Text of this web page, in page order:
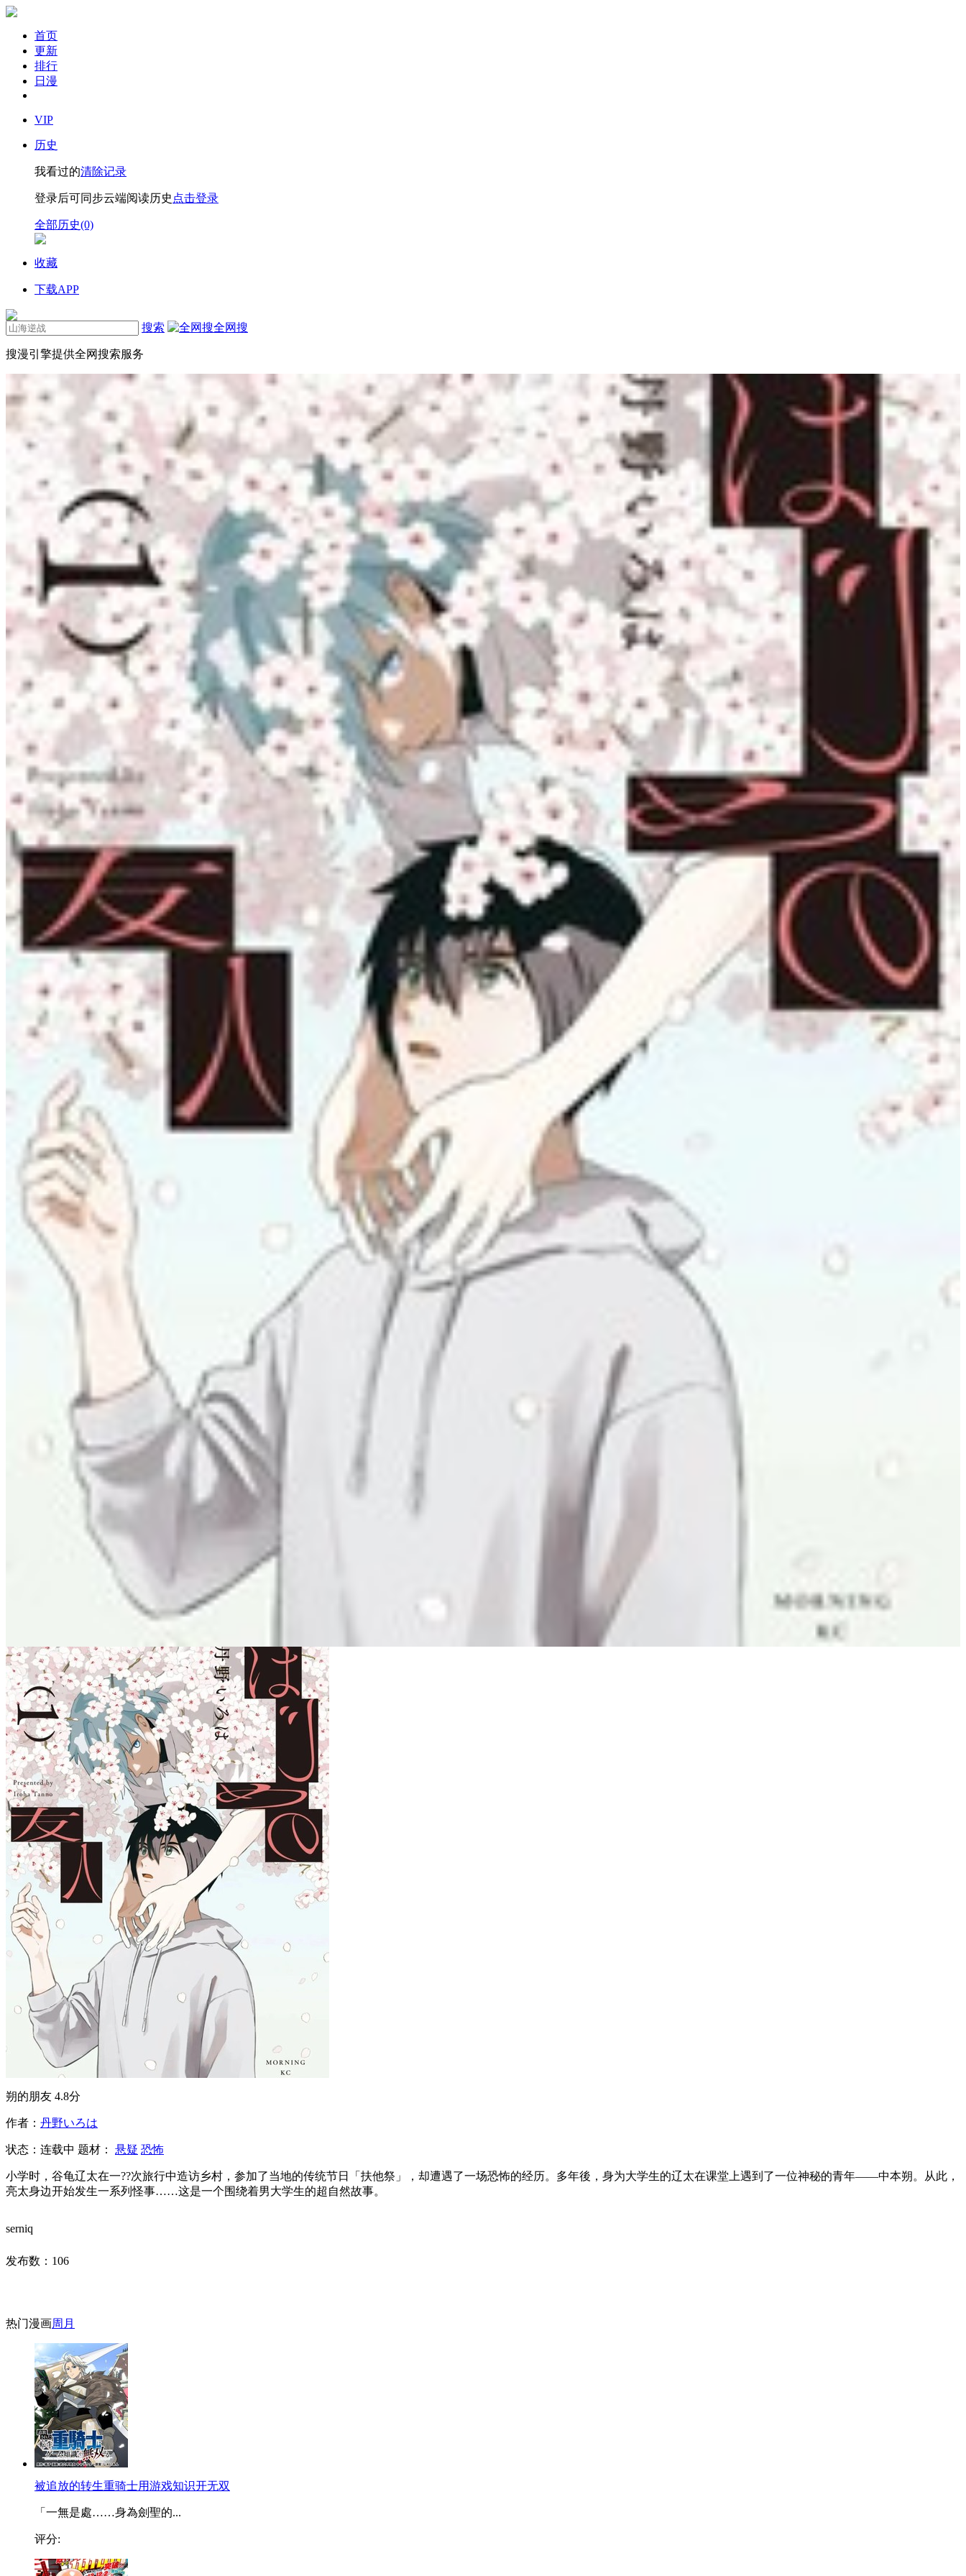
首页
更新
排行
日漫
VIP
历史
我看过的清除记录
登录后可同步云端阅读历史 点击登录
全部历史(0)
收藏
下载APP
搜索 全网搜
搜漫引擎提供全网搜索服务
朔的朋友 4.8分
作者： 丹野いろは
状态： 连载中 题材： 悬疑 恐怖
小学时，谷龟辽太在一??次旅行中造访乡村，参加了当地的传统节日「扶他祭」，却遭遇了一场恐怖的经历。多年後，身为大学生的辽太在课堂上遇到了一位神秘的青年——中本朔。从此，
亮太身边开始发生一系列怪事……这是一个围绕着男大学生的超自然故事。
serniq
发布数： 106
热门漫画周 月
被追放的转生重骑士用游戏知识开无双
「一無是處……身為劍聖的...
评分: